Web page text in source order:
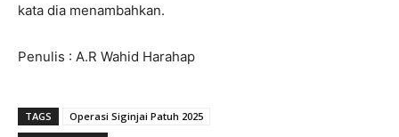
kata dia menambahkan.
Penulis : A.R Wahid Harahap
TAGS Operasi Siginjai Patuh 2025